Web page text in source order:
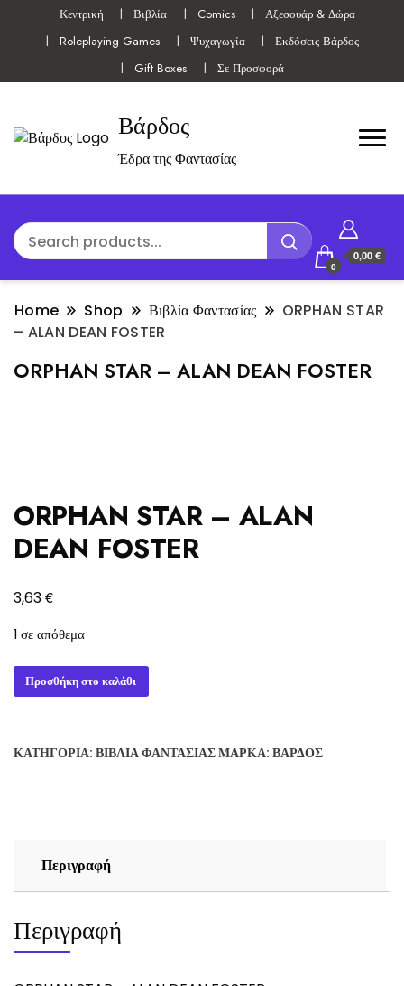
Κεντρική Βιβλία Comics
Αξεσουάρ & Δώρα
Roleplaying Games
Ψυχαγωγία
Εκδόσεις Βάρδος
Gift Boxes
Σε Προσφορά
Βάρδος
Έδρα της Φαντασίας
0
0,00 €
Home Shop Βιβλία Φαντασίας
ORPHAN STAR
– ALAN DEAN FOSTER
ORPHAN STAR – ALAN DEAN FOSTER
ORPHAN STAR – ALAN
DEAN FOSTER
3,63€
1 σε απόθεμα
ORPHAN
STAR
DEAN
Προσθήκη στο καλάθι
ΚΑΤΗΓΟΡΊΑ: ΒΙΒΛΊΑ ΦΑΝΤΑΣΊΑΣΜΆΡΚΑ: ΒΆΡΔΟΣ
Περιγραφή
Περιγραφή